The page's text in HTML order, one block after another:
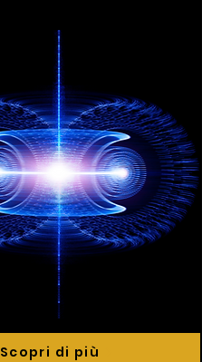
Scopri di più